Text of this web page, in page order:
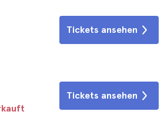
Tickets ansehen
Tickets ansehen